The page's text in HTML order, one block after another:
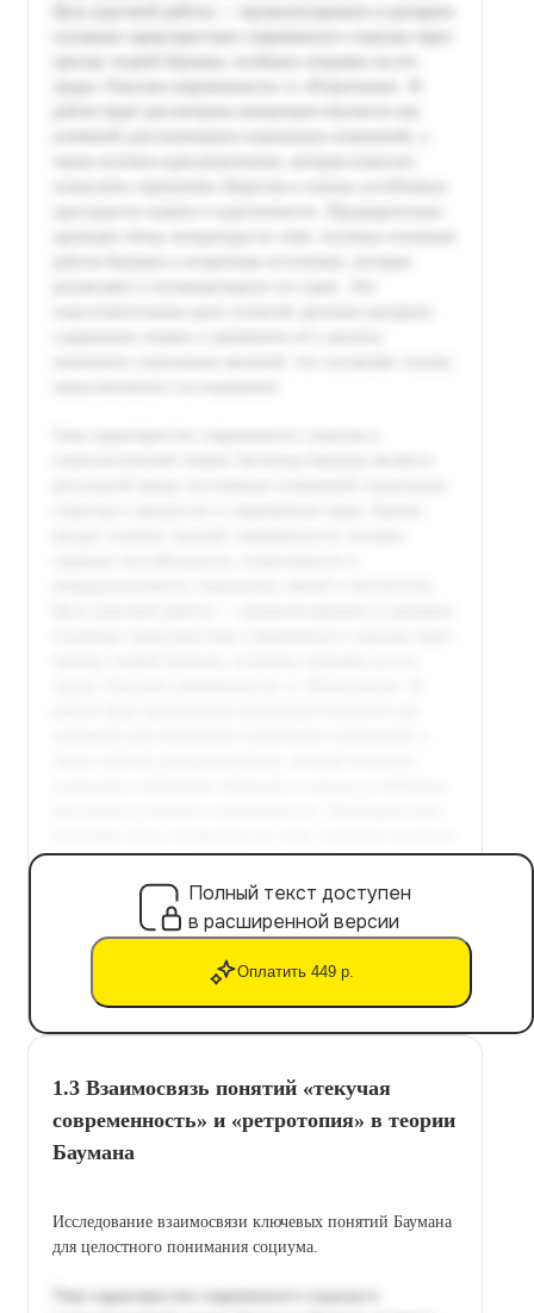
Полный текст доступен
в расширенной версии
Оплатить 449 р.
1.3 Взаимосвязь понятий «текучая
современность» и «ретротопия» в теории
Баумана
Исследование взаимосвязи ключевых понятий Баумана
для целостного понимания социума.